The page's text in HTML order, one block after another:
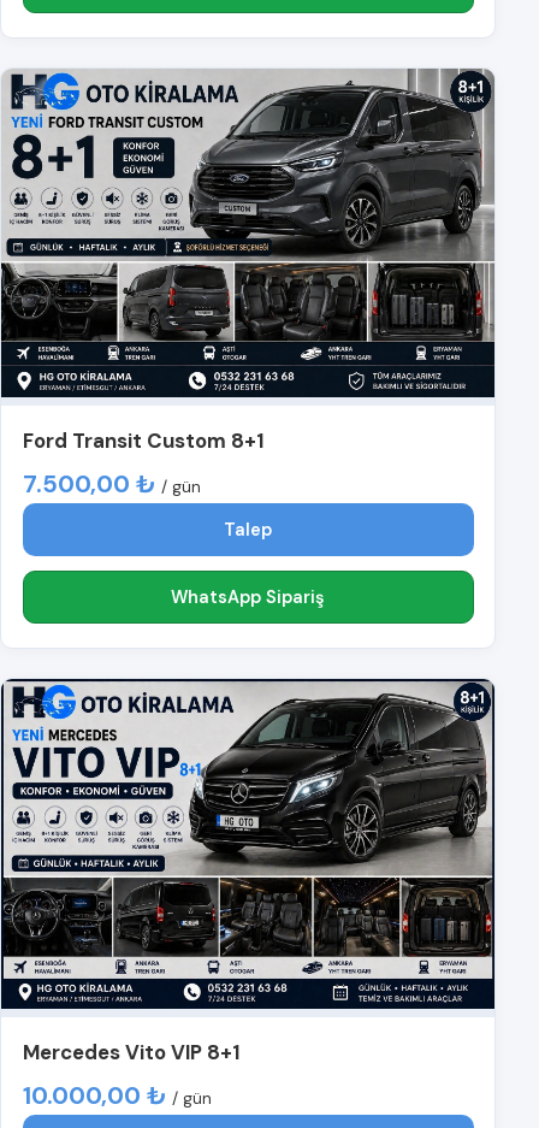
Ford Transit Custom 8+1
7.500,00 ₺ / gün
Talep
WhatsApp Sipariş
Mercedes Vito VIP 8+1
10.000,00 ₺ / gün